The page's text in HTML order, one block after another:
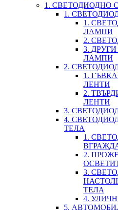
1. СВЕТОДИОДНО
1.
1.
ЛАМПИ
2.
3.
ЛАМПИ
2.
1.
ЛЕНТИ
2.
ЛЕНТИ
3.
4.
ТЕЛА
1.
2.
3.
ТЕЛА
4.
5.